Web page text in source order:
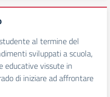
al termine del
sviluppati a scuola,
educative vissute in
di iniziare ad affrontare